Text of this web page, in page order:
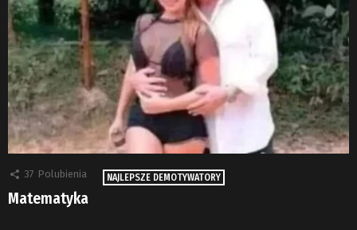
37 Polubienia NAJLEPSZE DEMOTYWATORY
Matematyka